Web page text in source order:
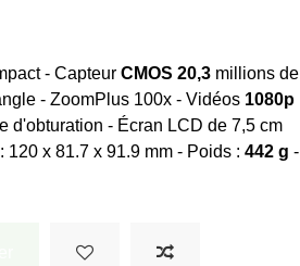
- Capteur CMOS 20,3millions de
- ZoomPlus 100x - Vidéos 1080p
d'obturation - Écran LCD de 7,5 cm
120 x 81.7 x 91.9 mm - Poids : 442 g -